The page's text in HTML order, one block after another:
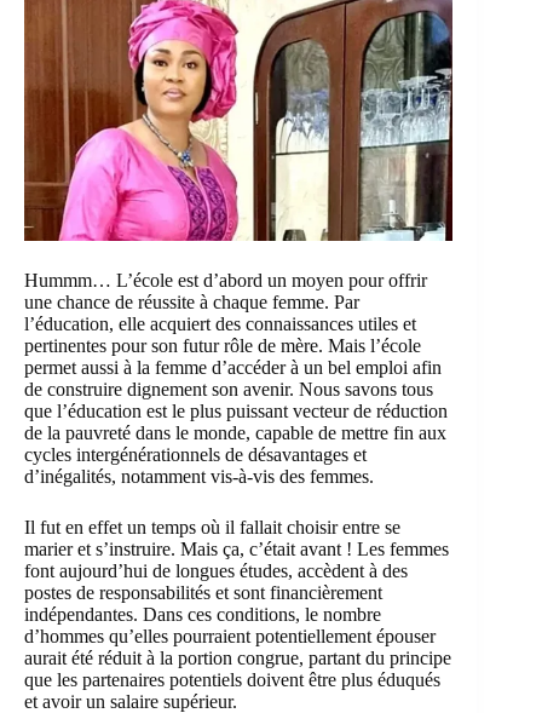
Hummm… L’école est d’abord un moyen pour offrir
une chance de réussite à chaque femme. Par
l’éducation, elle acquiert des connaissances utiles et
pertinentes pour son futur rôle de mère. Mais l’école
permet aussi à la femme d’accéder à un bel emploi afin
de construire dignement son avenir. Nous savons tous
que l’éducation est le plus puissant vecteur de réduction
de la pauvreté dans le monde, capable de mettre fin aux
cycles intergénérationnels de désavantages et
d’inégalités, notamment vis-à-vis des femmes.
Il fut en effet un temps où il fallait choisir entre se
marier et s’instruire. Mais ça, c’était avant ! Les femmes
font aujourd’hui de longues études, accèdent à des
postes de responsabilités et sont financièrement
indépendantes. Dans ces conditions, le nombre
d’hommes qu’elles pourraient potentiellement épouser
aurait été réduit à la portion congrue, partant du principe
que les partenaires potentiels doivent être plus éduqués
et avoir un salaire supérieur.